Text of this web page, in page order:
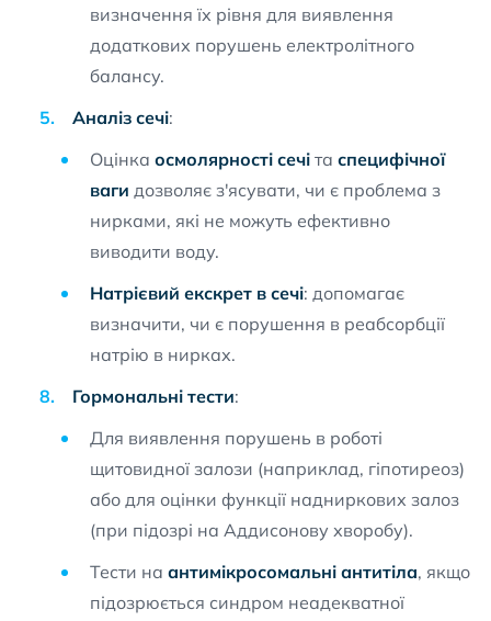
визначення їх рівня для виявлення
додаткових порушень електролітного
балансу.
Аналіз сечі:
Оцінка осмолярності сечі та специфічної
ваги дозволяє з'ясувати, чи є проблема з
нирками, які не можуть ефективно
виводити воду.
Натрієвий екскрет в сечі: допомагає
визначити, чи є порушення в реабсорбції
натрію в нирках.
Гормональні тести:
Для виявлення порушень в роботі
щитовидної залози (наприклад, гіпотиреоз)
або для оцінки функції надниркових залоз
(при підозрі на Аддисонову хворобу).
Тести на антимікросомальні антитіла, якщо
підозрюється синдром неадекватної